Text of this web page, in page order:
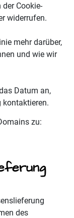
Cookie-
widerrufen.
mehr darüber,
und wie wir
Datum an,
kontaktieren.
zu:
des